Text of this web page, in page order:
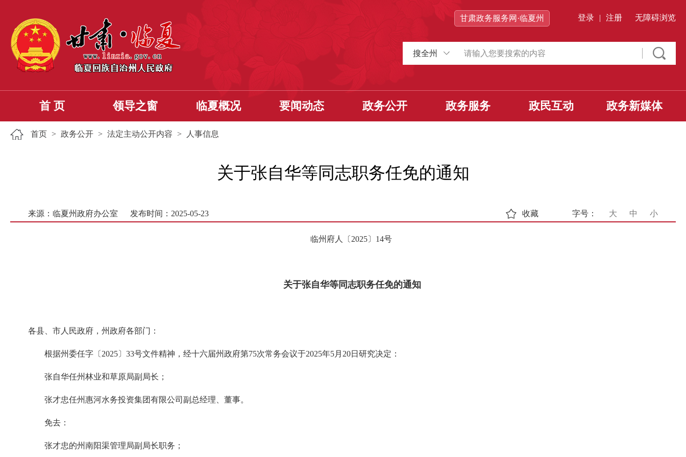
甘肃政务服务网·临夏州 登录 | 注册 无障碍浏览
搜全州
首 页 领导之窗 临夏概况 要闻动态 政务公开 政务服务 政民互动 政务新媒体
首页 > 政务公开 > 法定主动公开内容 > 人事信息
关于张自华等同志职务任免的通知
来源：临夏州政府办公室 发布时间：2025-05-23 字号： 大 中 小
收藏
临州府人〔2025〕14号
关于张自华等同志职务任免的通知
各县、市人民政府，州政府各部门：
根据州委任字〔2025〕33号文件精神，经十六届州政府第75次常务会议于2025年5月20日研究决定：
张自华任州林业和草原局副局长；
张才忠任州惠河水务投资集团有限公司副总经理、董事。
免去：
张才忠的州南阳渠管理局副局长职务；